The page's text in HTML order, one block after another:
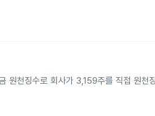
천징수로 회사가 3,159주를 직접 원천